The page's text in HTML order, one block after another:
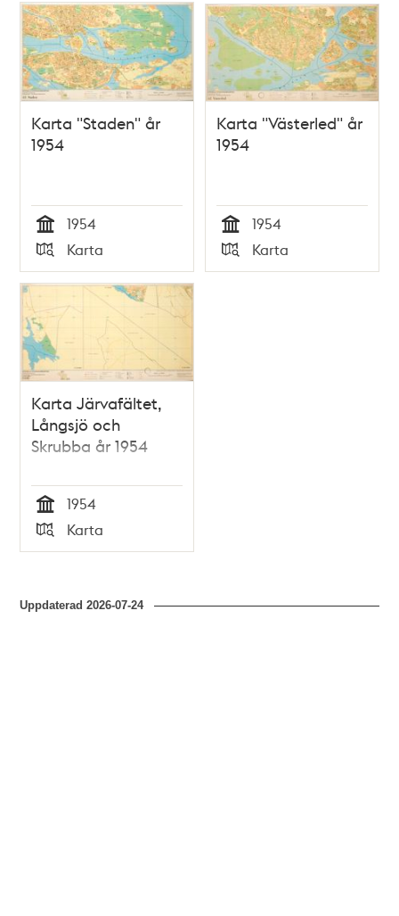
Karta "Staden" år
1954
Tid
1954
Typ
Karta
Karta "Västerled" år
1954
Tid
1954
Typ
Karta
Karta Järvafältet,
Långsjö och
Skrubba år 1954
Tid
1954
Typ
Karta
Uppdaterad2026-07-24